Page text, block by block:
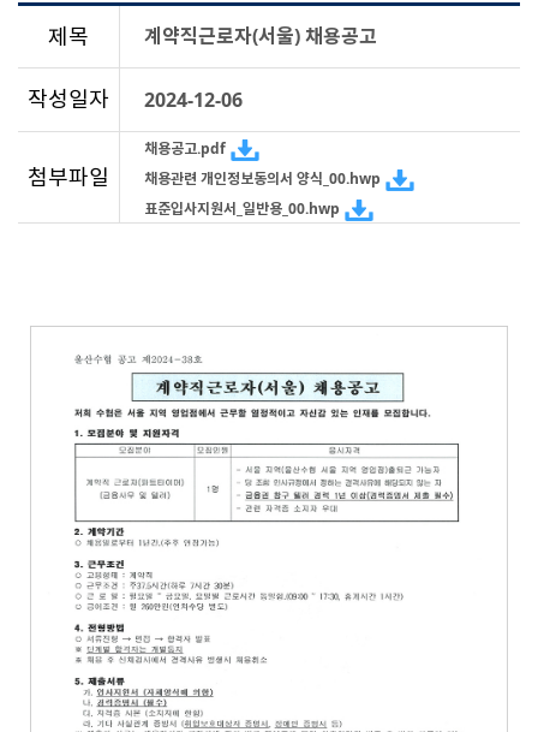
제목 계약직근로자(서울) 채용공고
작성일자 2024-12-06
첨부파일
채용공고.pdf
채용관련 개인정보동의서 양식_00.hwp
표준입사지원서_일반용_00.hwp